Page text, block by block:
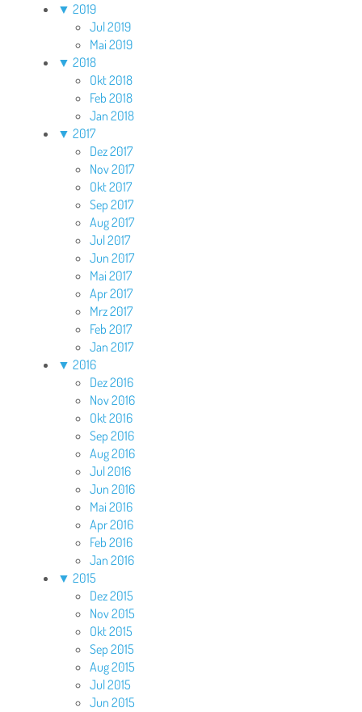
▼ 2019
Jul 2019
Mai 2019
▼ 2018
Okt 2018
Feb 2018
Jan 2018
▼ 2017
Dez 2017
Nov 2017
Okt 2017
Sep 2017
Aug 2017
Jul 2017
Jun 2017
Mai 2017
Apr 2017
Mrz 2017
Feb 2017
Jan 2017
▼ 2016
Dez 2016
Nov 2016
Okt 2016
Sep 2016
Aug 2016
Jul 2016
Jun 2016
Mai 2016
Apr 2016
Feb 2016
Jan 2016
▼ 2015
Dez 2015
Nov 2015
Okt 2015
Sep 2015
Aug 2015
Jul 2015
Jun 2015